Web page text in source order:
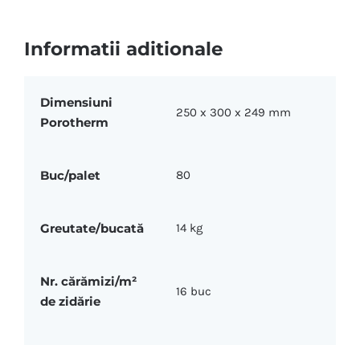
Informatii aditionale
Dimensiuni
Porotherm
250 x 300 x 249 mm
Buc/palet 80
Greutate/bucată 14 kg
Nr. cărămizi/m²
de zidărie
16 buc